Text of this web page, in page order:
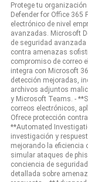
Protege tu
Defender for Office 365
electrónico de nivel
avanzadas. Microsoft
de seguridad
contra amenazas
compromiso de correo
integra con Microsoft
detección mejoradas,
archivos adjuntos
y Microsoft Teams. -
correos electrónicos,
Ofrece protección
**Automated
investigación y
mejorando la eficiencia
simular ataques de
conciencia de
detallada sobre